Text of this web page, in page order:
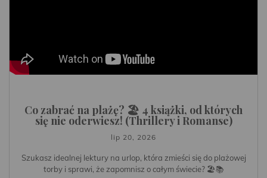
Co zabrać na plażę? 🏖️ 4 książki, od których
się nie oderwiesz! (Thrillery i Romanse)
lip 20, 2026
Szukasz idealnej lektury na urlop, która zmieści się do plażowej
torby i sprawi, że zapomnisz o całym świecie? 🏖️📚